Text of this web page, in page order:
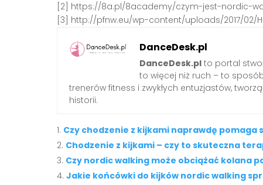
[2] https://8a.pl/8academy/czym-jest-nordic-
[3] http://pfnw.eu/wp-content/uploads/2017/
DanceDesk.pl
DanceDesk.pl to portal
to więcej niż ruch – to
trenerów fitness i zwykłych entuzjastów,
historii.
Czy chodzenie z kijkami naprawdę pomaga
Chodzenie z kijkami – czy to skuteczna
Czy nordic walking może obciążać kolana
Jakie końcówki do kijków nordic walking